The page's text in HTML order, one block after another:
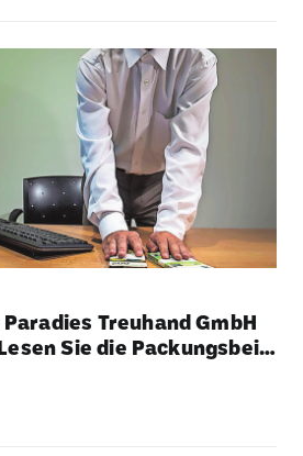
Treu­hand GmbH
Sie die Packungs­bei­
Ihren Apotheker"